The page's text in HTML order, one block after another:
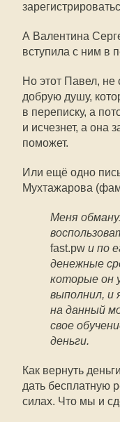
А Валентина
вступила с ним в
Но этот Павел, не
добрую душу,
в переписку, а
и исчезнет, а она
поможет.
Или ещё одно
Мухтажарова
Меня
fast.pw и по
денежные
которые он
выполнил, и
на данный
свое
деньги.
Как вернуть
дать бесплатную
силах. Что мы и